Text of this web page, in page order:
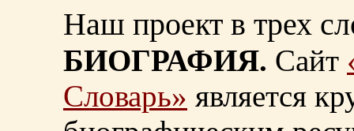
Наш проект в трех
БИОГРАФИЯ. Сайт
Словарь» является